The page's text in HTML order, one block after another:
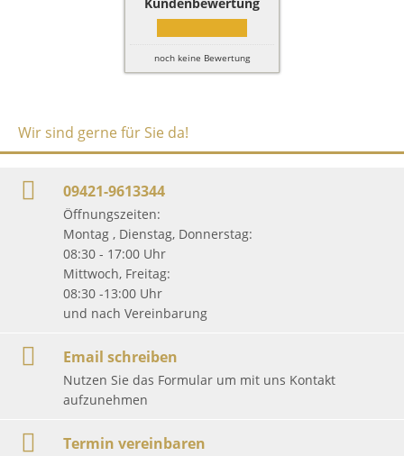
noch keine Bewertung
Wir sind gerne für Sie da!
09421-9613344
Öffnungszeiten:
Montag , Dienstag, Donnerstag:
08:30 - 17:00 Uhr
Mittwoch, Freitag:
08:30 -13:00 Uhr
und nach Vereinbarung
Email schreiben
Nutzen Sie das Formular um mit uns Kontakt
aufzunehmen
Termin vereinbaren